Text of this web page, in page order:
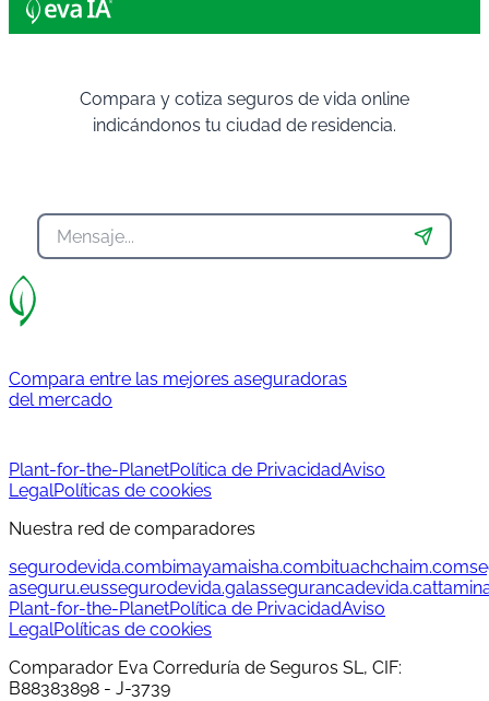
Compara y cotiza seguros de vida online
indicándonos tu ciudad de residencia.
Compara entre las mejores aseguradoras
del mercado
Plant-for-the-PlanetPolítica de PrivacidadAviso
LegalPolíticas de cookies
Nuestra red de comparadores
segurodevida.combimayamaisha.combituachchaim.com
aseguru.eussegurodevida.galassegurancadevida.cat
Plant-for-the-PlanetPolítica de PrivacidadAviso
LegalPolíticas de cookies
Comparador Eva Correduría de Seguros SL, CIF:
B88383898 - J-3739